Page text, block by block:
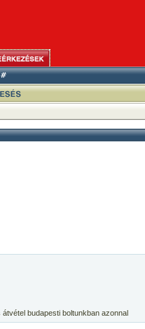
budapesti boltunkban azonnal